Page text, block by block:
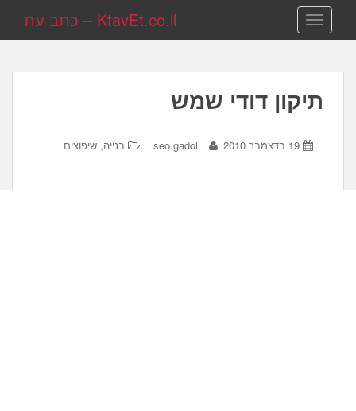
TOGGLE NAVIGATION KtavEt.co.il – כתב עת
תיקון דודי שמש
19 בדצמבר 2010 seo.gadol בנייה, שיפוצים